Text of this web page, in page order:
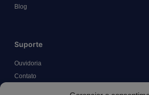
Blog
Suporte
Ouvidoria
Contato